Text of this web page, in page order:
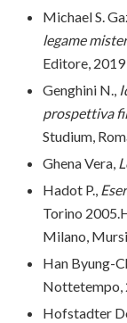
Michael S.
legame
Editore, 2019
Genghini N.,
prospettiva
Studium,
Ghena Vera,
Hadot P.,
Torino
Milano,
Han Byung-
Nottetempo,
Hofstadter